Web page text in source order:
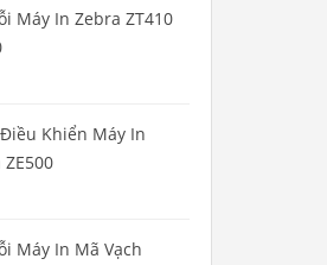
Máy In Zebra ZT410
Khiển Máy In
Máy In Mã Vạch